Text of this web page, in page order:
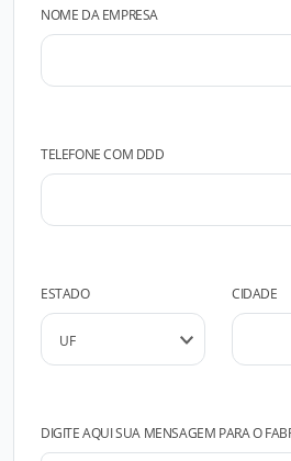
NOME DA EMPRESA
TELEFONE COM DDD
ESTADO CIDADE
DIGITE AQUI SUA MENSAGEM PARA O